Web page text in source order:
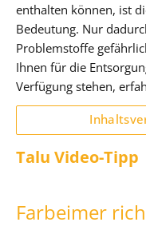
enthalten können, ist
Bedeutung. Nur
Problemstoffe
Ihnen für die
Verfügung stehen,
Talu Video-Tipp
Farbeimer